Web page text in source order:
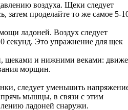
воздуха. Щеки следует
затем проделайте то же самое 5-
ладоней. Воздух следует
секунд. Это упражнение для щек
щеками и нижними веками:
морщин.
следует уменьшить
мышцы, в связи с этим
ладоней снаружи.